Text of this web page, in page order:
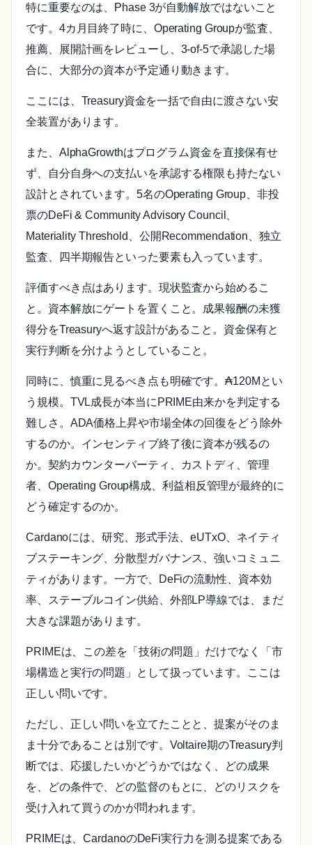
特に重要なのは、Phase 3が自動解放ではないこと
です。4カ月目終了時に、Operating Groupが監査、
推薦、展開計画をレビューし、3-of-5で承認した場
合に、大部分の資本が予定通り動きます。
ここには、Treasury資金を一括で自由に渡さない安
全装置があります。
また、AlphaGrowthはプログラム資金を直接保有せ
ず、自分自身への支払いを承認する権限も持たない
設計とされています。5名のOperating Group、非投
票のDeFi & Community Advisory Council、
Materiality Threshold、公開Recommendation、独立
監査、四半期報告といった要素も入っています。
評価すべき点はあります。現状監査から始めるこ
と。資本解放にゲートを置くこと。成果報酬の未獲
得分をTreasuryへ返す設計があること。資金保有と
実行判断を分けようとしていること。
同時に、慎重に見るべき点も明確です。₳120Mとい
う規模。TVL成長が本当にPRIME由来かを判定する
難しさ。ADA価格上昇や市場全体の回復をどう除外
するのか。インセンティブ終了後に資本が残るの
か。契約カウンターパーティ、カストディ、管理
者、Operating Group構成、利益相反管理が最終的に
どう確定するのか。
Cardanoには、研究、形式手法、eUTxO、ネイティ
ブステーキング、分散型ガバナンス、強いコミュニ
ティがあります。一方で、DeFiの流動性、資本効
率、ステーブルコイン供給、外部LP導線では、まだ
大きな課題があります。
PRIMEは、この差を「技術の問題」だけでなく「市
場構造と実行の問題」として扱っています。ここは
正しい問いです。
ただし、正しい問いを立てたことと、提案がそのま
ま十分であることは別です。Voltaire期のTreasury判
断では、応援したいかどうかではなく、どの成果
を、どの条件で、どの監督のもとに、どのリスクを
受け入れて買うのかが問われます。
PRIMEは、CardanoのDeFi実行力を測る提案である